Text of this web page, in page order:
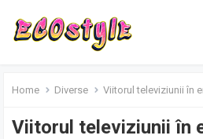
Home Diverse Viitorul televiziunii în
Viitorul televiziunii în